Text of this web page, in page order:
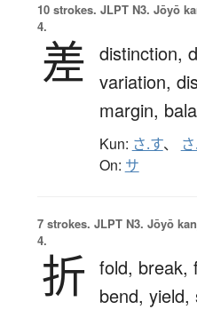
10 strokes. JLPT N3. Jōyō
4.
差 distinction,
variation,
margin,
Kun: さ.す、
On: サ
7 strokes. JLPT N3. Jōyō
4.
折 fold, break,
bend, yield,